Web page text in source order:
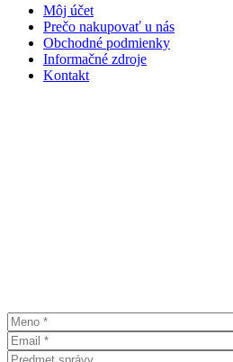
Môj účet
Prečo nakupovať u nás
Obchodné podmienky
Informačné zdroje
Kontakt